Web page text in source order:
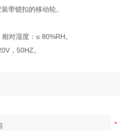
带锁扣的移动轮。
对湿度：≤ 80%RH。
，50HZ。